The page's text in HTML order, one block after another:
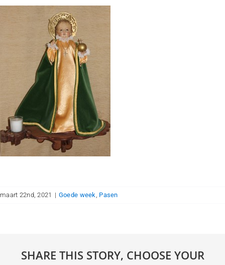
maart 22nd, 2021 | Goede week Pasen
SHARE THIS STORY, CHOOSE YOUR